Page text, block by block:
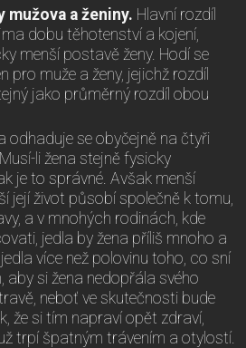
mužova a ženiny. Hlavní rozdíl
dobu těhotenství a kojení,
menší postavě ženy. Hodí se
pro muže a ženy, jejichž rozdíl
jako průměrný rozdíl obou
odhaduje se obyčejně na čtyři
li žena stejně fysicky
je to správné. Avšak menší
její život působí společně k tomu,
a v mnohých rodinách, kde
jedla by žena příliš mnoho a
více než polovinu toho, co sní
aby si žena nedopřála svého
neboť ve skutečnosti bude
že si tím napraví opět zdraví,
trpí špatným trávením a otylostí.